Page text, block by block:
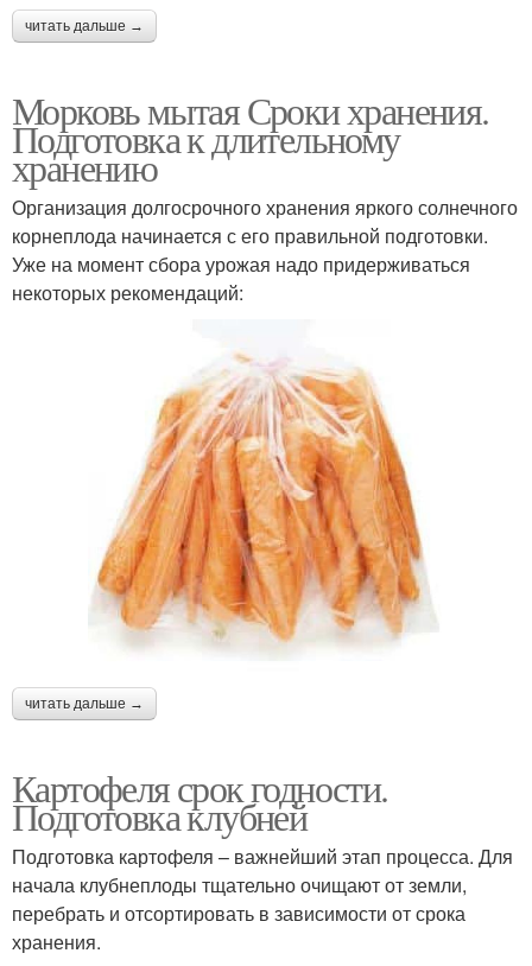
читать дальше →
Морковь мытая Сроки хранения.
Подготовка к длительному
хранению
Организация долгосрочного хранения яркого солнечного
корнеплода начинается с его правильной подготовки.
Уже на момент сбора урожая надо придерживаться
некоторых рекомендаций:
читать дальше →
Картофеля срок годности.
Подготовка клубней
Подготовка картофеля – важнейший этап процесса. Для
начала клубнеплоды тщательно очищают от земли,
перебрать и отсортировать в зависимости от срока
хранения.